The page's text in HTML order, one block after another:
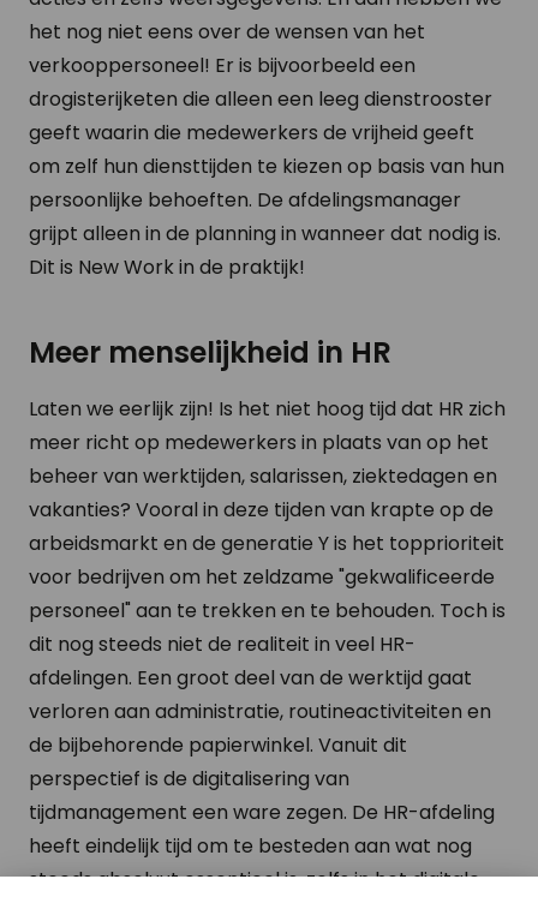
het nog niet eens over de wensen van het
verkooppersoneel! Er is bijvoorbeeld een
drogisterijketen die alleen een leeg dienstrooster
geeft waarin die medewerkers de vrijheid geeft
om zelf hun diensttijden te kiezen op basis van hun
persoonlijke behoeften. De afdelingsmanager
grijpt alleen in de planning in wanneer dat nodig is.
Dit is New Work in de praktijk!
Meer menselijkheid in HR
Laten we eerlijk zijn! Is het niet hoog tijd dat HR zich
meer richt op medewerkers in plaats van op het
beheer van werktijden, salarissen, ziektedagen en
vakanties? Vooral in deze tijden van krapte op de
arbeidsmarkt en de generatie Y is het topprioriteit
voor bedrijven om het zeldzame "gekwalificeerde
personeel" aan te trekken en te behouden. Toch is
dit nog steeds niet de realiteit in veel HR-
afdelingen. Een groot deel van de werktijd gaat
verloren aan administratie, routineactiviteiten en
de bijbehorende papierwinkel. Vanuit dit
perspectief is de digitalisering van
tijdmanagement een ware zegen. De HR-afdeling
heeft eindelijk tijd om te besteden aan wat nog
steeds absoluut essentieel is, zelfs in het digitale